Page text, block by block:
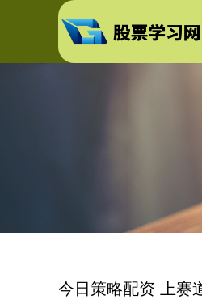
今日策略配资 上赛